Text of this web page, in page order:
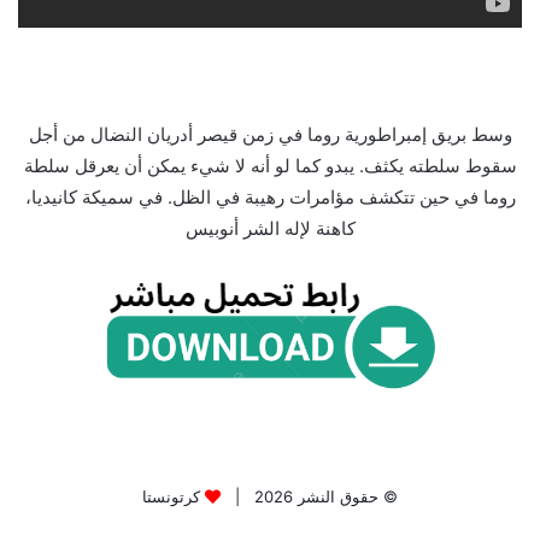
وسط بريق إمبراطورية روما في زمن قيصر أدريان النضال من أجل
سقوط سلطته يكثف. يبدو كما لو أنه لا شيء يمكن أن يعرقل سلطة
روما في حين تتكشف مؤامرات رهيبة في الظل. في سميكة كانيديا،
كاهنة لإله الشر أنوبيس
© حقوق النشر 2026 | كرتونستا